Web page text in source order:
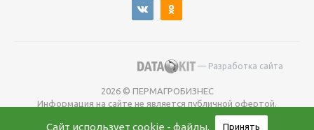
— Разработка сайта
2026 © ПЕРМАГРОБИЗНЕС
Информация на сайте не является публичной офертой.
Сайт использует cookie - файлы. Принять